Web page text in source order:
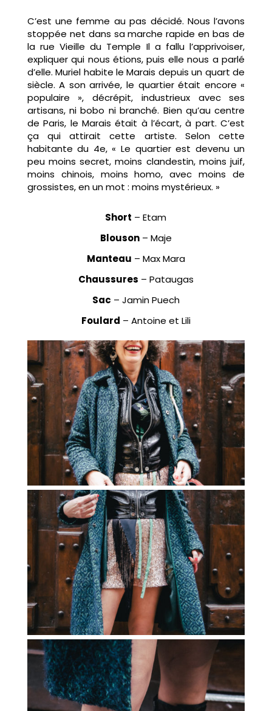
C’est une femme au pas décidé. Nous l’avons
stoppée net dans sa marche rapide en bas de
la rue Vieille du Temple Il a fallu l’apprivoiser,
expliquer qui nous étions, puis elle nous a parlé
d’elle. Muriel habite le Marais depuis un quart de
siècle. A son arrivée, le quartier était encore «
populaire », décrépit, industrieux avec ses
artisans, ni bobo ni branché. Bien qu’au centre
de Paris, le Marais était à l’écart, à part. C’est
ça qui attirait cette artiste. Selon cette
habitante du 4e, « Le quartier est devenu un
peu moins secret, moins clandestin, moins juif,
moins chinois, moins homo, avec moins de
grossistes, en un mot : moins mystérieux. »
Short – Etam
Blouson– Maje
Manteau – Max Mara
Chaussures – Pataugas
Sac – Jamin Puech
Foulard – Antoine et Lili